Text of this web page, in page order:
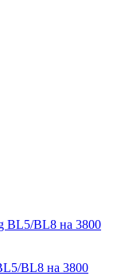
BL8 на 3800